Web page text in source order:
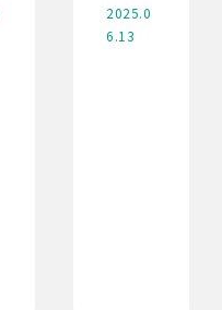
2025.0
6.13